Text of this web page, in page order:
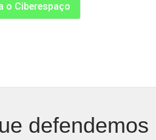
o Ciberespaço
defendemos